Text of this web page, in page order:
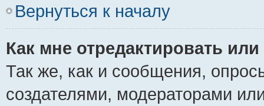
Вернуться к началу
Как мне отредактировать
Так же, как и сообщения,
создателями, модераторами